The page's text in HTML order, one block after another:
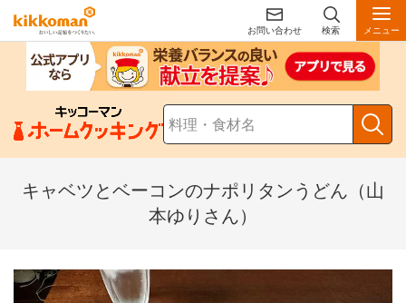
お問い合わせ 検索 メニュー
キャベツとベーコンのナポリタンうどん（山
本ゆりさん）